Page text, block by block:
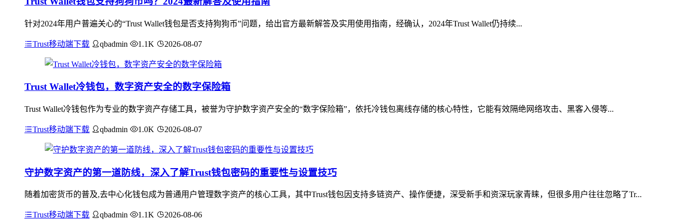
针对2024年用户普遍关心的“Trust Wallet钱包是否支持狗狗币”问题，给出官方最新解答及实用使用指南，经确认，2024年Trust Wallet仍持续...
Trust移动端下载 qbadmin 1.1K 2026-08-07
Trust Wallet冷钱包，数字资产安全的数字保险箱
Trust Wallet冷钱包作为专业的数字资产存储工具，被誉为守护数字资产安全的“数字保险箱”，依托冷钱包离线存储的核心特性，它能有效隔绝网络攻击、黑客入侵等...
Trust移动端下载 qbadmin 1.0K 2026-08-07
守护数字资产的第一道防线，深入了解Trust钱包密码的重要性与设置技巧
随着加密货币的普及,去中心化钱包成为普通用户管理数字资产的核心工具，其中Trust钱包因支持多链资产、操作便捷，深受新手和资深玩家青睐，但很多用户往往忽略了Tr...
Trust移动端下载 qbadmin 1.1K 2026-08-06